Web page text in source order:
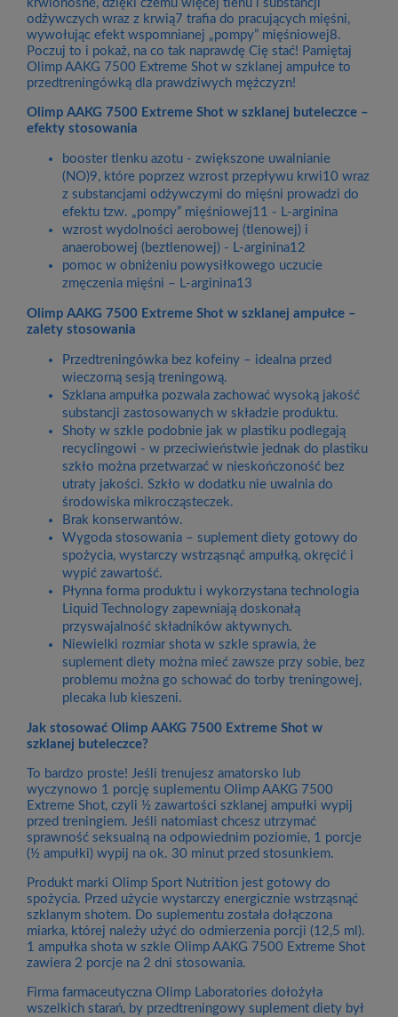
krwionośne, dzięki czemu więcej tlenu i substancji
odżywczych wraz z krwią7 trafia do pracujących mięśni,
wywołując efekt wspomnianej „pompy” mięśniowej8.
Poczuj to i pokaż, na co tak naprawdę Cię stać! Pamiętaj
Olimp AAKG 7500 Extreme Shot w szklanej ampułce to
przedtreningówką dla prawdziwych mężczyzn!
Olimp AAKG 7500 Extreme Shot w szklanej buteleczce –
efekty stosowania
booster tlenku azotu - zwiększone uwalnianie
(NO)9, które poprzez wzrost przepływu krwi10 wraz
z substancjami odżywczymi do mięśni prowadzi do
efektu tzw. „pompy” mięśniowej11 - L-arginina
wzrost wydolności aerobowej (tlenowej) i
anaerobowej (beztlenowej) - L-arginina12
pomoc w obniżeniu powysiłkowego uczucie
zmęczenia mięśni – L-arginina13
Olimp AAKG 7500 Extreme Shot w szklanej ampułce –
zalety stosowania
Przedtreningówka bez kofeiny – idealna przed
wieczorną sesją treningową.
Szklana ampułka pozwala zachować wysoką jakość
substancji zastosowanych w składzie produktu.
Shoty w szkle podobnie jak w plastiku podlegają
recyclingowi - w przeciwieństwie jednak do plastiku
szkło można przetwarzać w nieskończoność bez
utraty jakości. Szkło w dodatku nie uwalnia do
środowiska mikrocząsteczek.
Brak konserwantów.
Wygoda stosowania – suplement diety gotowy do
spożycia, wystarczy wstrząsnąć ampułką, okręcić i
wypić zawartość.
Płynna forma produktu i wykorzystana technologia
Liquid Technology zapewniają doskonałą
przyswajalność składników aktywnych.
Niewielki rozmiar shota w szkle sprawia, że
suplement diety można mieć zawsze przy sobie, bez
problemu można go schować do torby treningowej,
plecaka lub kieszeni.
Jak stosować Olimp AAKG 7500 Extreme Shot w
szklanej buteleczce?
To bardzo proste! Jeśli trenujesz amatorsko lub
wyczynowo 1 porcję suplementu Olimp AAKG 7500
Extreme Shot, czyli ½ zawartości szklanej ampułki wypij
przed treningiem. Jeśli natomiast chcesz utrzymać
sprawność seksualną na odpowiednim poziomie, 1 porcje
(½ ampułki) wypij na ok. 30 minut przed stosunkiem.
Produkt marki Olimp Sport Nutrition jest gotowy do
spożycia. Przed użycie wystarczy energicznie wstrząsnąć
szklanym shotem. Do suplementu została dołączona
miarka, której należy użyć do odmierzenia porcji (12,5 ml).
1 ampułka shota w szkle Olimp AAKG 7500 Extreme Shot
zawiera 2 porcje na 2 dni stosowania.
Firma farmaceutyczna Olimp Laboratories dołożyła
wszelkich starań, by przedtreningowy suplement diety był